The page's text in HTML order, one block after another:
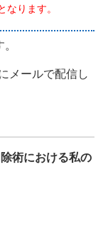
ります。
メールで配信し
除術における私の